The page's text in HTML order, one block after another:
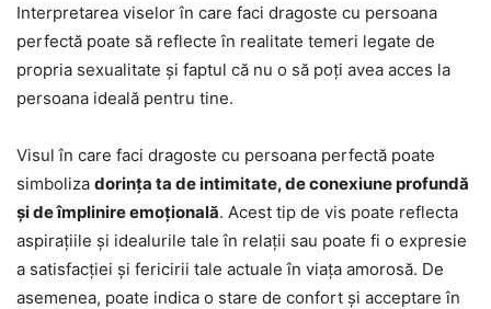
Interpretarea viselor în care faci dragoste cu persoana
perfectă poate să reflecte în realitate temeri legate de
propria sexualitate și faptul că nu o să poți avea acces la
persoana ideală pentru tine.
Visul în care faci dragoste cu persoana perfectă poate
simboliza dorința ta de intimitate, de conexiune profundă
și de împlinire emoțională. Acest tip de vis poate reflecta
aspirațiile și idealurile tale în relații sau poate fi o expresie
a satisfacției și fericirii tale actuale în viața amorosă. De
asemenea, poate indica o stare de confort și acceptare în